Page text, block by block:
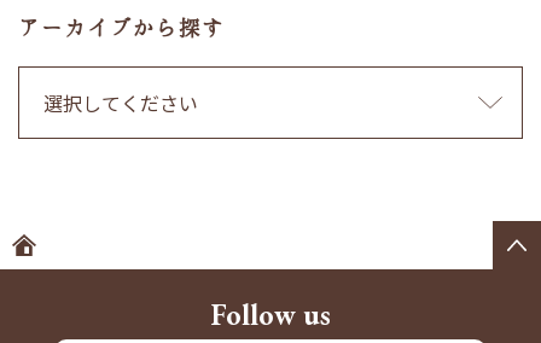
アーカイブから探す
Follow us